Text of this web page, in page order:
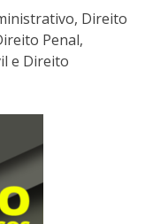
Direito
Penal,
e Direito